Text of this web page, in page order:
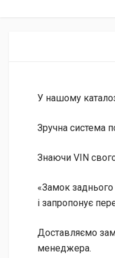
У нашому
Зручна система
Знаючи VIN
«Замок
і запропонує
Доставляємо
менеджера.